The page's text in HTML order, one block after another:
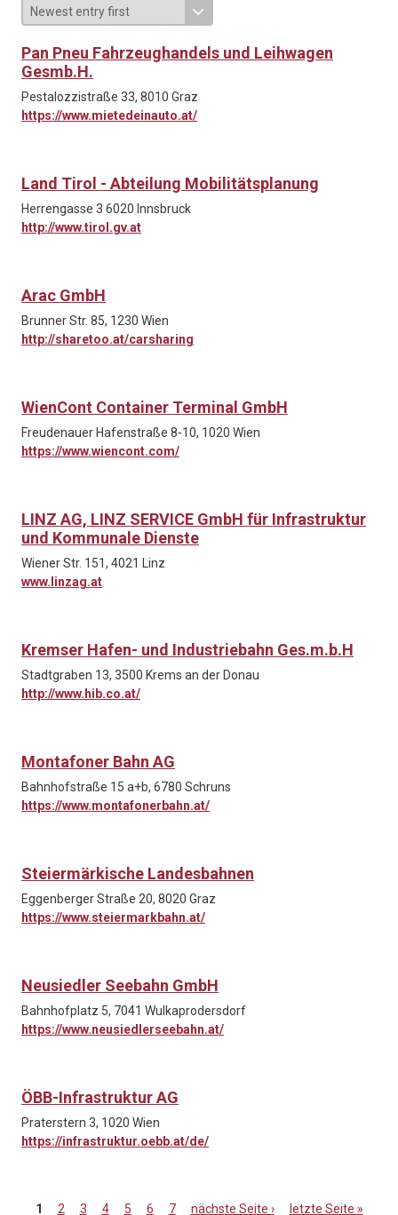
Pan Pneu Fahrzeughandels und Leihwagen
Gesmb.H.
Pestalozzistraße 33, 8010 Graz
https://www.mietedeinauto.at/
Land Tirol - Abteilung Mobilitätsplanung
Herrengasse 3 6020 Innsbruck
http://www.tirol.gv.at
Arac GmbH
Brunner Str. 85, 1230 Wien
http://sharetoo.at/carsharing
WienCont Container Terminal GmbH
Freudenauer Hafenstraße 8-10, 1020 Wien
https://www.wiencont.com/
LINZ AG, LINZ SERVICE GmbH für Infrastruktur
und Kommunale Dienste
Wiener Str. 151, 4021 Linz
www.linzag.at
Kremser Hafen- und Industriebahn Ges.m.b.H
Stadtgraben 13, 3500 Krems an der Donau
http://www.hib.co.at/
Montafoner Bahn AG
Bahnhofstraße 15 a+b, 6780 Schruns
https://www.montafonerbahn.at/
Steiermärkische Landesbahnen
Eggenberger Straße 20, 8020 Graz
https://www.steiermarkbahn.at/
Neusiedler Seebahn GmbH
Bahnhofplatz 5, 7041 Wulkaprodersdorf
https://www.neusiedlerseebahn.at/
ÖBB-Infrastruktur AG
Praterstern 3, 1020 Wien
https://infrastruktur.oebb.at/de/
1 2 3 4 5 6 7 nächste Seite › letzte Seite »